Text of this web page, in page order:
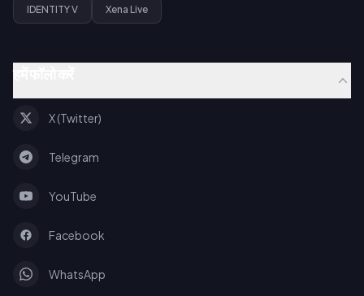
IDENTITY V Xena Live
X (Twitter)
Telegram
YouTube
Facebook
WhatsApp